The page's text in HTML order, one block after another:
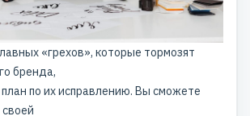
«грехов», которые тормозят
бренда,
по их исправлению. Вы сможете